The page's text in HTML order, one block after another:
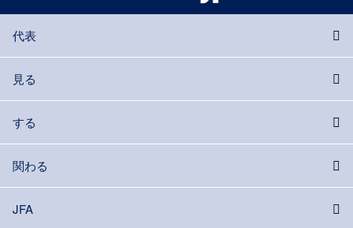
代表
見る
する
関わる
JFA